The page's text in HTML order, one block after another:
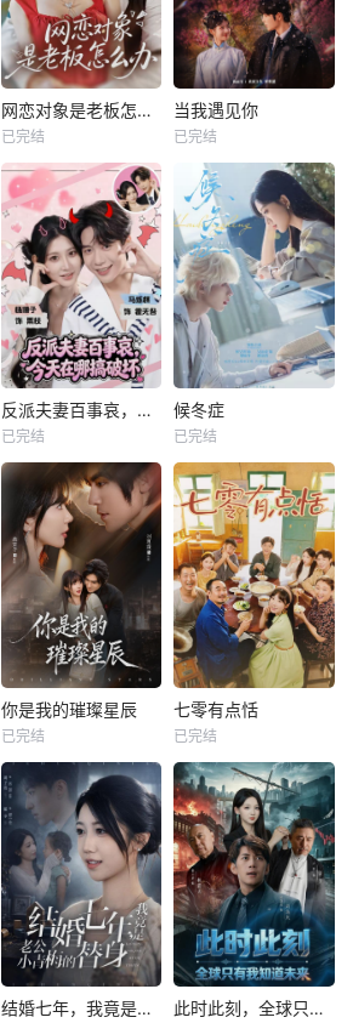
网恋对象是老板怎么办
已完结
当我遇见你
已完结
反派夫妻百事哀，今天在哪搞破坏
已完结
候冬症
已完结
你是我的璀璨星辰
已完结
七零有点恬
已完结
结婚七年，我竟是老公小青梅的替身 此时此刻，全球只有我知道未来